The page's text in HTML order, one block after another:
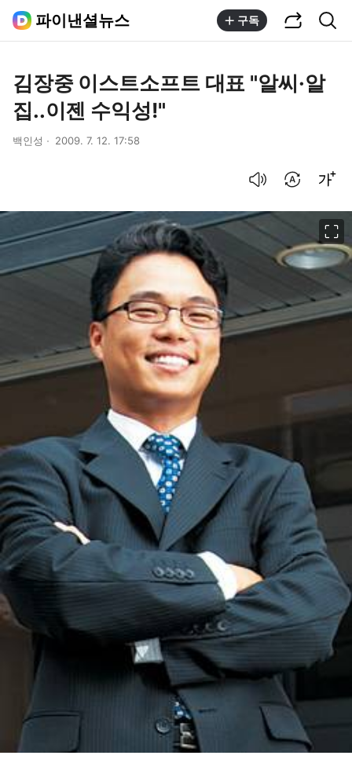
파이낸셜뉴스 구독
김장중 이스트소프트 대표 "알씨·알
집..이젠 수익성!"
백인성 2009. 7. 12. 17:58